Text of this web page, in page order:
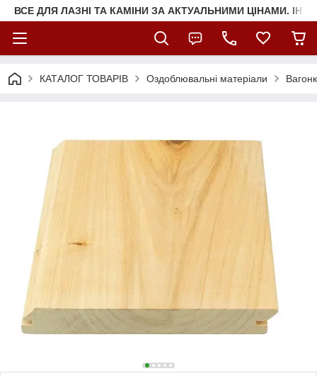
ВСЕ ДЛЯ ЛАЗНІ ТА КАМІНИ ЗА АКТУАЛЬНИМИ ЦІНАМИ.
КАТАЛОГ ТОВАРІВ Оздоблювальні матеріали